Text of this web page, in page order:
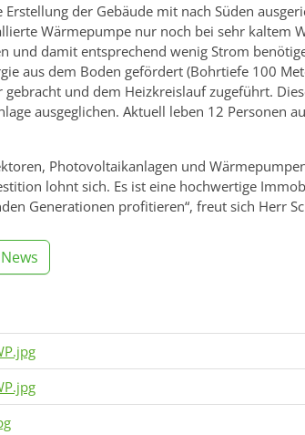
der Gebäude mit nach Süden
Wärmepumpe nur noch bei sehr kaltem
und damit entsprechend wenig Strom
aus dem Boden gefördert (Bohrtiefe 100
und dem Heizkreislauf zugeführt.
ausgeglichen. Aktuell leben 12 Personen
Photovoltaikanlagen und
lohnt sich. Es ist eine hochwertige
Generationen profitieren“, freut sich Herr